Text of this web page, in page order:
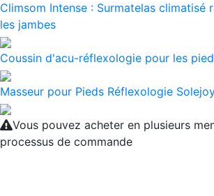
Climsom Intense : Surmatelas climatisé
les jambes
Coussin d'acu-réflexologie pour les
Masseur pour Pieds Réflexologie
Vous pouvez acheter en plusieurs
processus de commande